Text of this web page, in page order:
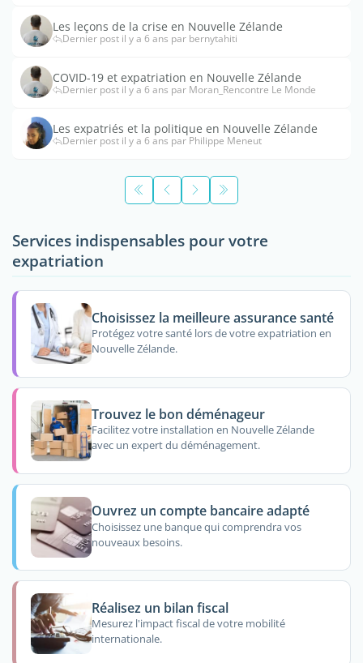
Les leçons de la crise en Nouvelle Zélande
Dernier post il y a 6 ans par bernytahiti
COVID-19 et expatriation en Nouvelle Zélande
Dernier post il y a 6 ans par Moran_Rencontre Le Monde
Les expatriés et la politique en Nouvelle Zélande
Dernier post il y a 6 ans par Philippe Meneut
Services indispensables pour votre
expatriation
Choisissez la meilleure assurance santé
Protégez votre santé lors de votre expatriation en
Nouvelle Zélande.
Trouvez le bon déménageur
Facilitez votre installation en Nouvelle Zélande
avec un expert du déménagement.
Ouvrez un compte bancaire adapté
Choisissez une banque qui comprendra vos
nouveaux besoins.
Réalisez un bilan fiscal
Mesurez l'impact fiscal de votre mobilité
internationale.